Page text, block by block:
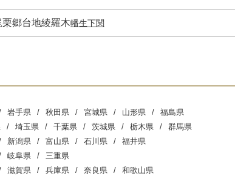
栗郷台地綾羅木幡生下関
岩手県 秋田県 宮城県 山形県 福島県
埼玉県 千葉県 茨城県 栃木県 群馬県
新潟県 富山県 石川県 福井県
岐阜県 三重県
滋賀県 兵庫県 奈良県 和歌山県